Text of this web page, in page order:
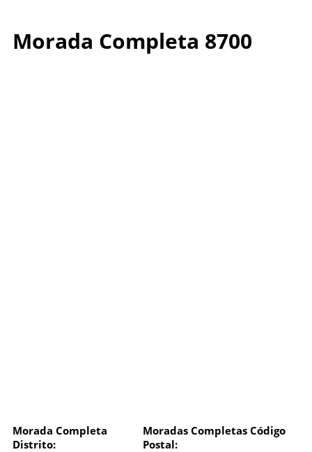
Morada Completa 8700
Morada Completa
Distrito:
Moradas Completas Código
Postal: